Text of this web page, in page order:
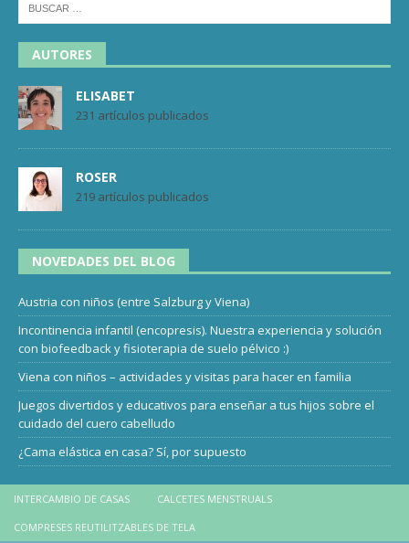
AUTORES
ELISABET
231 artículos publicados
ROSER
219 artículos publicados
NOVEDADES DEL BLOG
Austria con niños (entre Salzburg y Viena)
Incontinencia infantil (encopresis). Nuestra experiencia y solución
con biofeedback y fisioterapia de suelo pélvico :)
Viena con niños – actividades y visitas para hacer en familia
Juegos divertidos y educativos para enseñar a tus hijos sobre el
cuidado del cuero cabelludo
¿Cama elástica en casa? Sí, por supuesto
INTERCAMBIO DE CASAS CALCETES MENSTRUALS
COMPRESES REUTILITZABLES DE TELA